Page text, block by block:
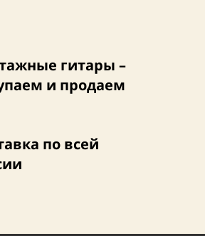
гитары –
и продаем
по всей